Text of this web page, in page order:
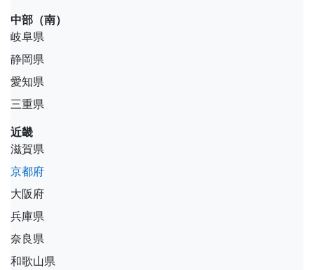
中部（南）
岐阜県
静岡県
愛知県
三重県
近畿
滋賀県
京都府
大阪府
兵庫県
奈良県
和歌山県